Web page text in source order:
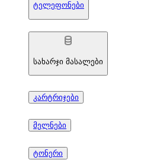
ტელეფონები
სახარჯი მასალები
კარტრიჯები
მელნები
ტონერი